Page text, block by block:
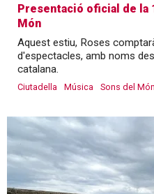
Presentació oficial de la
Món
Aquest estiu, Roses
d'espectacles, amb noms
catalana.
Ciutadella Música Sons del